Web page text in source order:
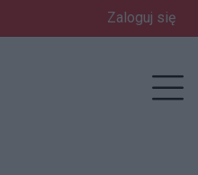
Zaloguj się